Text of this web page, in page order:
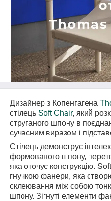
Дизайнер з Копенгагена
стілець Soft Chair, який
струганого шпону в
сучасним виразом і
Стілець демонструє
формованого шпону,
яка оточує конструкцію.
гнучкою фанери, яка
склеювання між собою
шпону. Зігнуті елементи